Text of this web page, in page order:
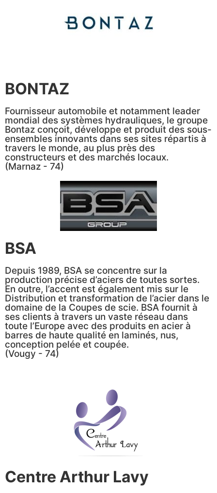
BONTAZ
Fournisseur automobile et notamment leader
mondial des systèmes hydrauliques, le groupe
Bontaz conçoit, développe et produit des sous-
ensembles innovants dans ses sites répartis à
travers le monde, au plus près des
constructeurs et des marchés locaux.
(Marnaz - 74)
BSA
Depuis 1989, BSA se concentre sur la
production précise d’aciers de toutes sortes.
En outre, l’accent est également mis sur le
Distribution et transformation de l’acier dans le
domaine de la Coupes de scie. BSA fournit à
ses clients à travers un vaste réseau dans
toute l’Europe avec des produits en acier à
barres de haute qualité en laminés, nus,
conception pelée et coupée.
(Vougy - 74)
Centre Arthur Lavy